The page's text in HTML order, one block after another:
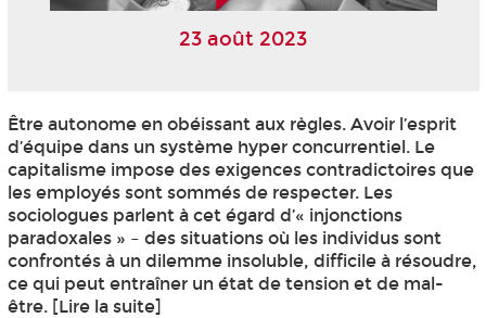
23 août 2023
Être autonome en obéissant aux règles. Avoir l’esprit
d’équipe dans un système hyper concurrentiel. Le
capitalisme impose des exigences contradictoires que
les employés sont sommés de respecter. Les
sociologues parlent à cet égard d’« injonctions
paradoxales » – des situations où les individus sont
confrontés à un dilemme insoluble, difficile à résoudre,
ce qui peut entraîner un état de tension et de mal-
être. [Lire la suite]